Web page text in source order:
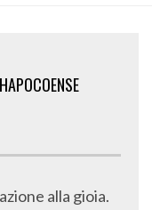
alla gioia.